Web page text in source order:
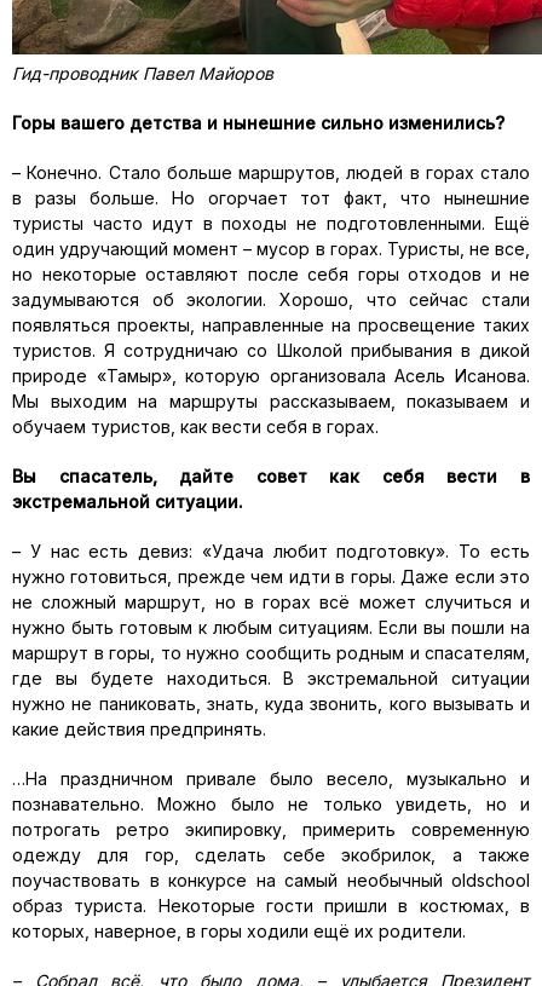
Гид-проводник Павел Майоров
Горы вашего детства и нынешние сильно изменились?
– Конечно. Стало больше маршрутов, людей в горах стало
в разы больше. Но огорчает тот факт, что нынешние
туристы часто идут в походы не подготовленными. Ещё
один удручающий момент – мусор в горах. Туристы, не все,
но некоторые оставляют после себя горы отходов и не
задумываются об экологии. Хорошо, что сейчас стали
появляться проекты, направленные на просвещение таких
туристов. Я сотрудничаю со Школой прибывания в дикой
природе «Тамыр», которую организовала Асель Исанова.
Мы выходим на маршруты рассказываем, показываем и
обучаем туристов, как вести себя в горах.
Вы спасатель, дайте совет как себя вести в
экстремальной ситуации.
– У нас есть девиз: «Удача любит подготовку». То есть
нужно готовиться, прежде чем идти в горы. Даже если это
не сложный маршрут, но в горах всё может случиться и
нужно быть готовым к любым ситуациям. Если вы пошли на
маршрут в горы, то нужно сообщить родным и спасателям,
где вы будете находиться. В экстремальной ситуации
нужно не паниковать, знать, куда звонить, кого вызывать и
какие действия предпринять.
…На праздничном привале было весело, музыкально и
познавательно. Можно было не только увидеть, но и
потрогать ретро экипировку, примерить современную
одежду для гор, сделать себе экобрилок, а также
поучаствовать в конкурсе на самый необычный oldschool
образ туриста. Некоторые гости пришли в костюмах, в
которых, наверное, в горы ходили ещё их родители.
– Собрал всё, что было дома, – улыбается Президент